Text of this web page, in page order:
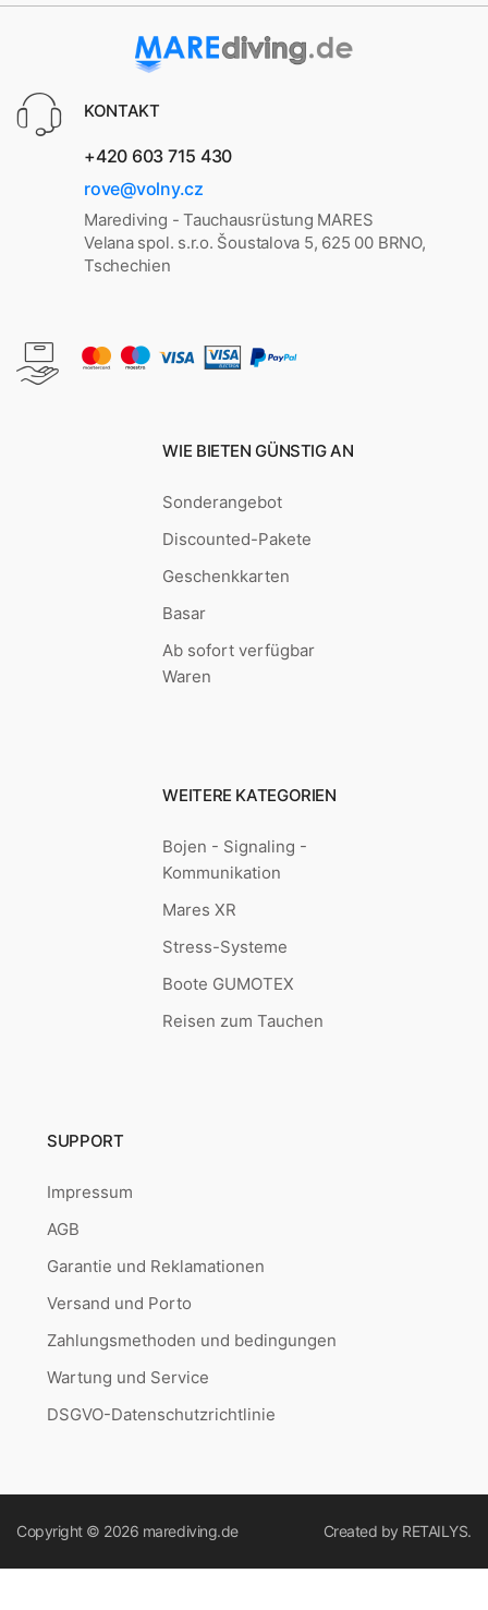
KONTAKT
+420 603 715 430
rove@volny.cz
Marediving - Tauchausrüstung MARES
Velana spol. s.r.o. Šoustalova 5, 625 00 BRNO,
Tschechien
WIE BIETEN GÜNSTIG AN
Sonderangebot
Discounted-Pakete
Geschenkkarten
Basar
Ab sofort verfügbar
Waren
WEITERE KATEGORIEN
Bojen - Signaling -
Kommunikation
Mares XR
Stress-Systeme
Boote GUMOTEX
Reisen zum Tauchen
SUPPORT
Impressum
AGB
Garantie und Reklamationen
Versand und Porto
Zahlungsmethoden und bedingungen
Wartung und Service
DSGVO-Datenschutzrichtlinie
Copyright © 2026 marediving.de Created by RETAILYS.